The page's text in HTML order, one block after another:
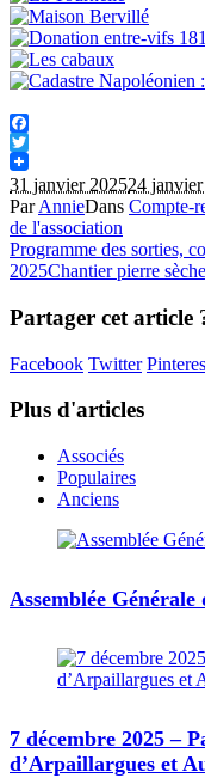
Facebook
Twitter
31 janvier 202524
ParAnnieDans Compte-
de l'association
Programme des sorties,
2025Chantier pierre
Partager cet article
Facebook Twitter
Plus d'articles
Associés
Populaires
Anciens
Assemblée
7 décembre 2025 –
d’Arpaillargues et